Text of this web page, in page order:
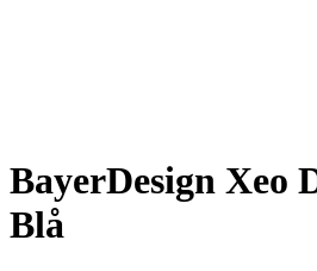
BayerDesign Xeo
Blå